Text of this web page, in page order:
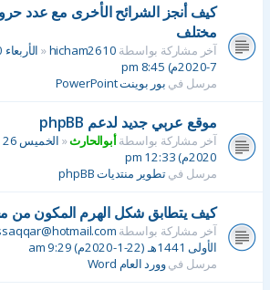
كيف أنجز الشرائح الأخرى مع عدد
مختلف
آخر مشاركة بواسطةhicham2610
«
7-2020م) 8:45 pm
مرسل فيبور بوينت PowerPoint
موقع عربي جديد لدعم phpBB
آخر مشاركة بواسطةأبوالحارث«
2020م) 12:33 pm
مرسل فيتطوير منتديات phpBB
كيف يتطابق شكل الهرم المكون من
آخر مشاركة بواسطةssaqqar@hotmail.com
الأولى 1441هـ (22-1-2020م) 9:29 am
مرسل فيوورد العام Word